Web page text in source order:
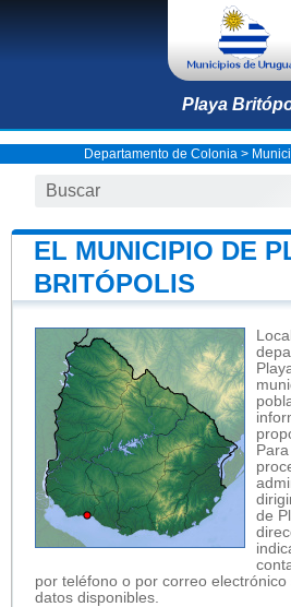
Playa
Departamento de Colonia >
EL MUNICIPIO DE
BRITÓPOLIS
de
por teléfono o por correo
datos disponibles.